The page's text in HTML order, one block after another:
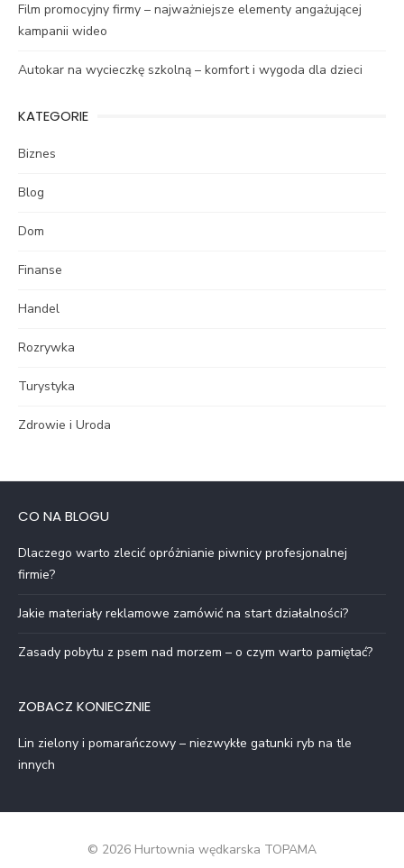
Film promocyjny firmy – najważniejsze elementy angażującej
kampanii wideo
Autokar na wycieczkę szkolną – komfort i wygoda dla dzieci
KATEGORIE
Biznes
Blog
Dom
Finanse
Handel
Rozrywka
Turystyka
Zdrowie i Uroda
CO NA BLOGU
Dlaczego warto zlecić opróżnianie piwnicy profesjonalnej
firmie?
Jakie materiały reklamowe zamówić na start działalności?
Zasady pobytu z psem nad morzem – o czym warto pamiętać?
ZOBACZ KONIECZNIE
Lin zielony i pomarańczowy – niezwykłe gatunki ryb na tle
innych
© 2026 Hurtownia wędkarska TOPAMA